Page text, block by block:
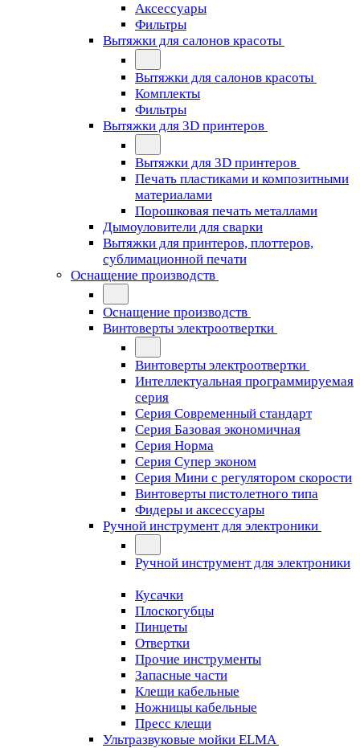
Аксессуары
Фильтры
Вытяжки для салонов красоты
Вытяжки для салонов красоты
Комплекты
Фильтры
Вытяжки для 3D принтеров
Вытяжки для 3D принтеров
Печать пластиками и композитными
материалами
Порошковая печать металлами
Дымоуловители для сварки
Вытяжки для принтеров, плоттеров,
сублимационной печати
Оснащение производств
Оснащение производств
Винтоверты электроотвертки
Винтоверты электроотвертки
Интеллектуальная программируемая
серия
Серия Современный стандарт
Серия Базовая экономичная
Серия Норма
Серия Cупер эконом
Серия Мини с регулятором скорости
Винтоверты пистолетного типа
Фидеры и аксессуары
Ручной инструмент для электроники
Ручной инструмент для электроники
Кусачки
Плоскогубцы
Пинцеты
Отвертки
Прочие инструменты
Запасные части
Клещи кабельные
Ножницы кабельные
Пресс клещи
Ультразвуковые мойки ELMA